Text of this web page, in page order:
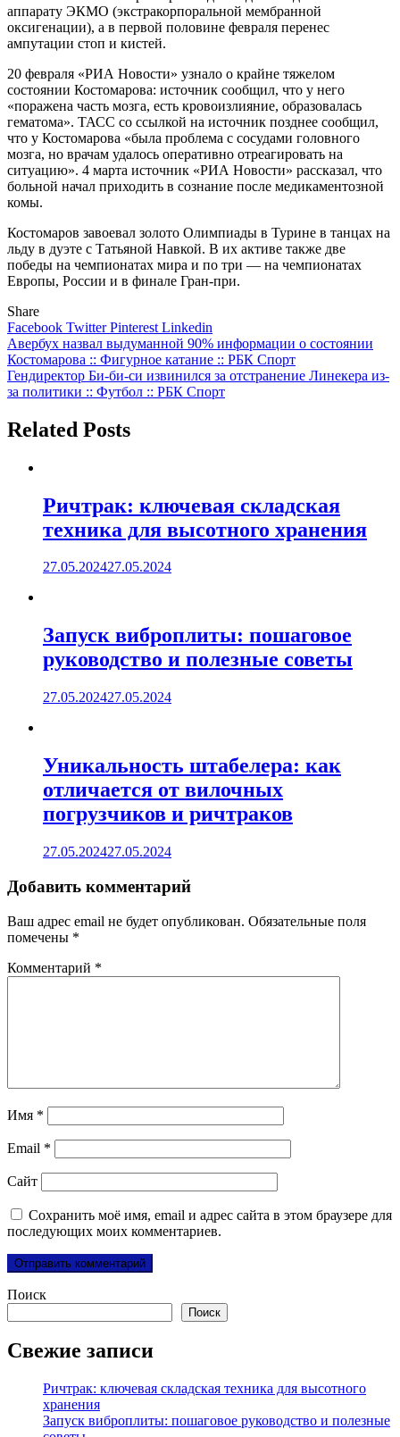
аппарату ЭКМО (экстракорпоральной мембранной
оксигенации), а в первой половине февраля перенес
ампутации стоп и кистей.
20 февраля «РИА Новости» узнало о крайне тяжелом
состоянии Костомарова: источник сообщил, что у него
«поражена часть мозга, есть кровоизлияние, образовалась
гематома». ТАСС со ссылкой на источник позднее сообщил,
что у Костомарова «была проблема с сосудами головного
мозга, но врачам удалось оперативно отреагировать на
ситуацию». 4 марта источник «РИА Новости» рассказал, что
больной начал приходить в сознание после медикаментозной
комы.
Костомаров завоевал золото Олимпиады в Турине в танцах на
льду в дуэте с Татьяной Навкой. В их активе также две
победы на чемпионатах мира и по три — на чемпионатах
Европы, России и в финале Гран-при.
Share
Facebook TwitterPinterest Linkedin
Навигация
по
записям
Авербух назвал выдуманной 90% информации о состоянии
Костомарова :: Фигурное катание :: РБК Спорт
Гендиректор Би-би-си извинился за отстранение Линекера из-
за политики :: Футбол :: РБК Спорт
Related Posts
Ричтрак: ключевая складская
техника для высотного хранения
27.05.202427.05.2024
Запуск виброплиты: пошаговое
руководство и полезные советы
27.05.202427.05.2024
Уникальность штабелера: как
отличается от вилочных
погрузчиков и ричтраков
27.05.202427.05.2024
Добавить комментарий
Ваш адрес email не будет опубликован. Обязательные поля
помечены *
Комментарий *
Имя *
Email *
Сайт
Сохранить моё имя, email и адрес сайта в этом браузере для
последующих моих комментариев.
Поиск
Поиск
Свежие записи
Ричтрак: ключевая складская техника для высотного
хранения
Запуск виброплиты: пошаговое руководство и полезные